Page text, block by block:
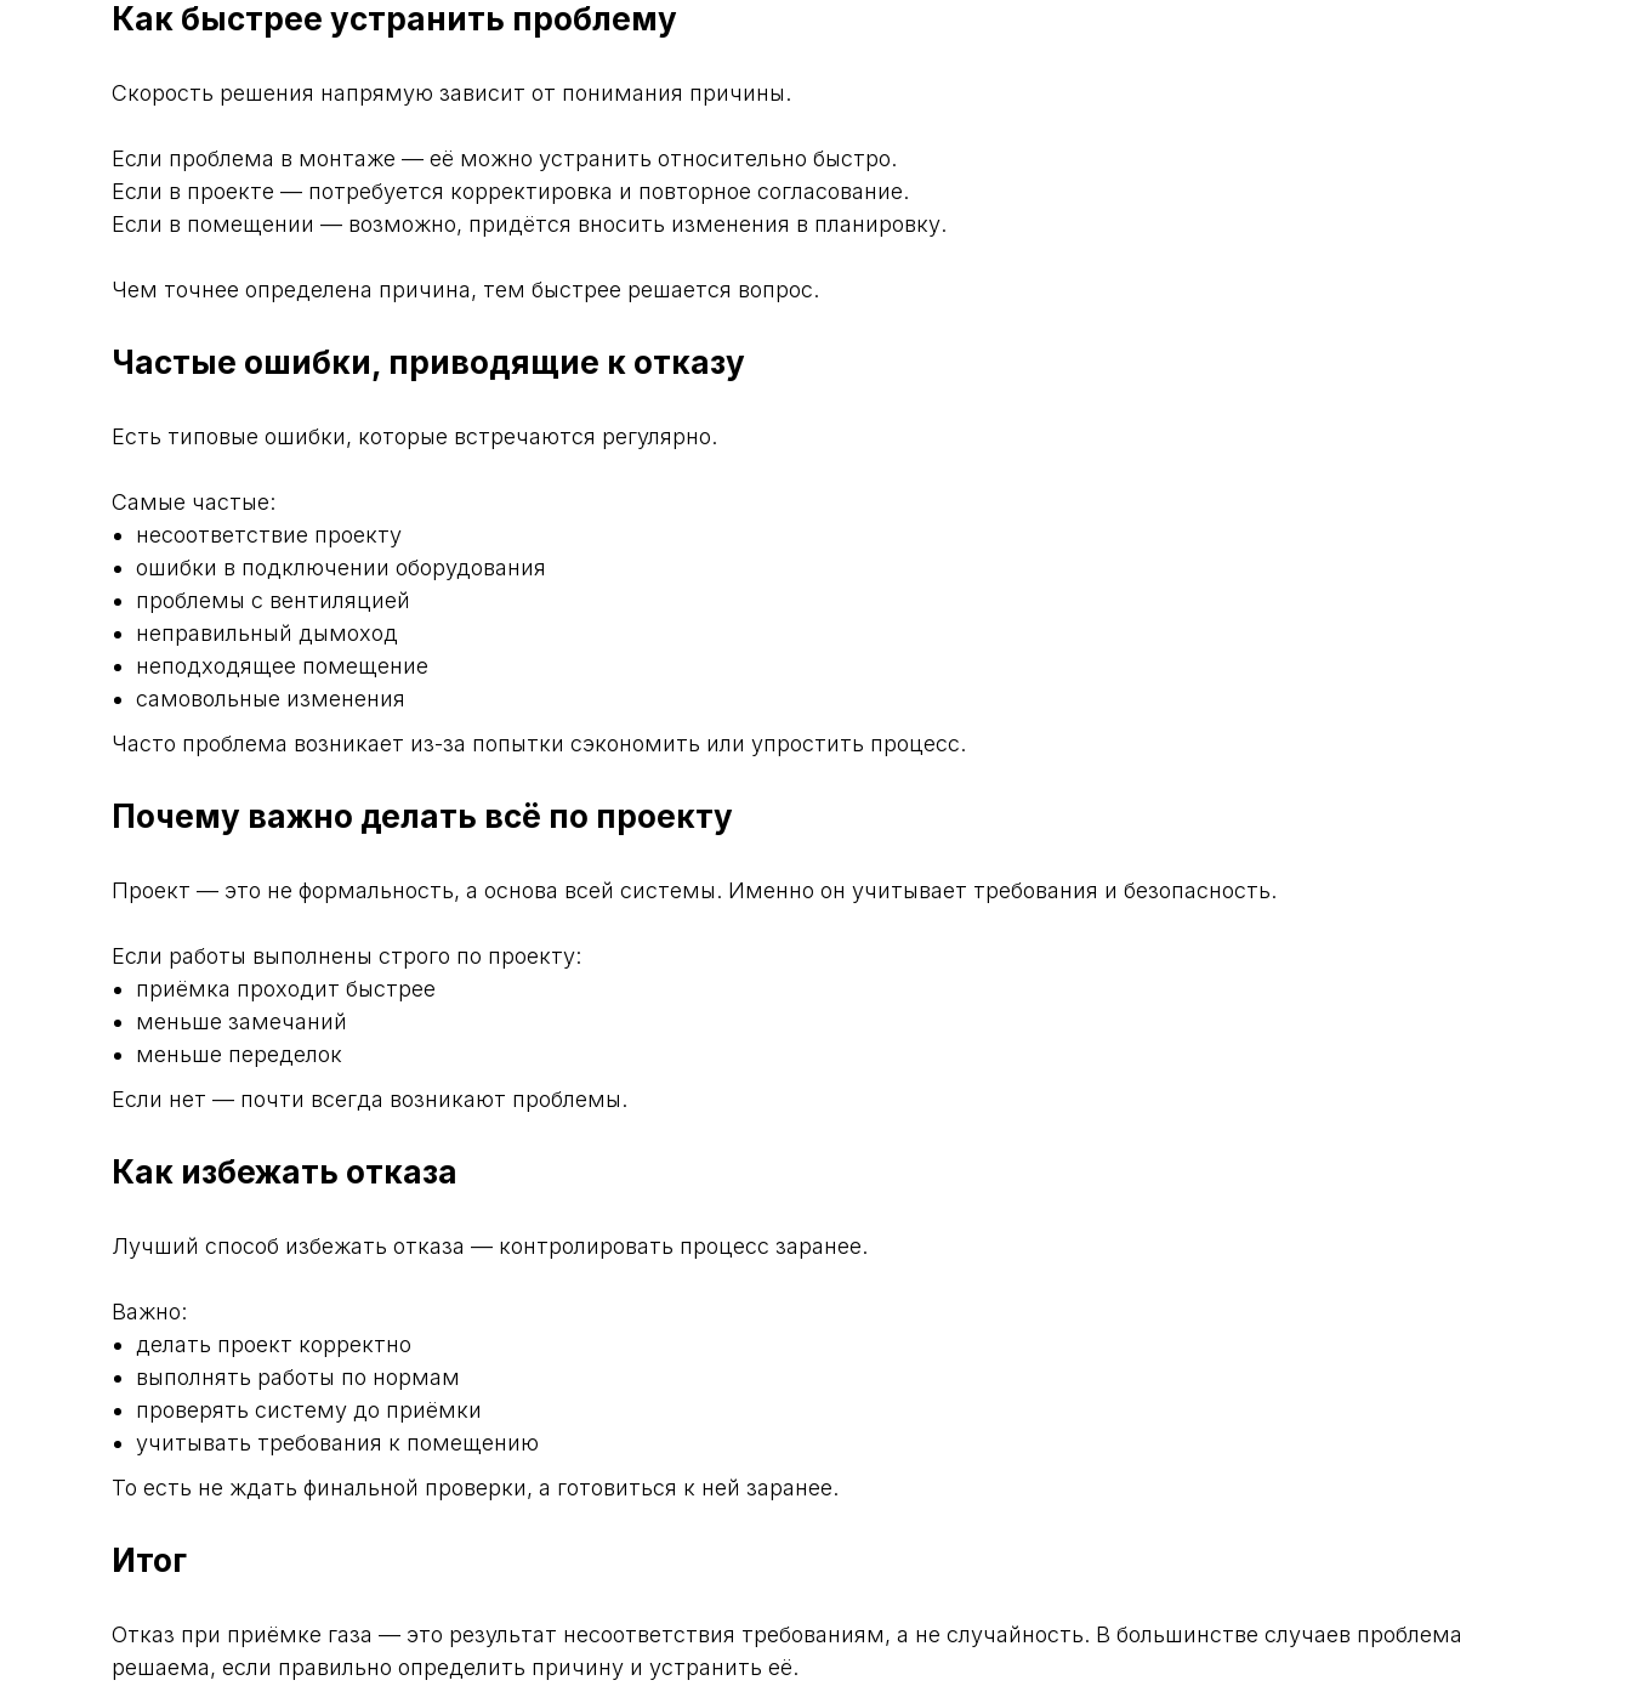
Как быстрее устранить проблему
Скорость решения напрямую зависит от понимания причины.
Если проблема в монтаже — её можно устранить относительно быстро.
Если в проекте — потребуется корректировка и повторное согласование.
Если в помещении — возможно, придётся вносить изменения в планировку.
Чем точнее определена причина, тем быстрее решается вопрос.
Частые ошибки, приводящие к отказу
Есть типовые ошибки, которые встречаются регулярно.
Самые частые:
несоответствие проекту
ошибки в подключении оборудования
проблемы с вентиляцией
неправильный дымоход
неподходящее помещение
самовольные изменения
Часто проблема возникает из-за попытки сэкономить или упростить процесс.
Почему важно делать всё по проекту
Проект — это не формальность, а основа всей системы. Именно он учитывает требования и безопасность.
Если работы выполнены строго по проекту:
приёмка проходит быстрее
меньше замечаний
меньше переделок
Если нет — почти всегда возникают проблемы.
Как избежать отказа
Лучший способ избежать отказа — контролировать процесс заранее.
Важно:
делать проект корректно
выполнять работы по нормам
проверять систему до приёмки
учитывать требования к помещению
То есть не ждать финальной проверки, а готовиться к ней заранее.
Итог
Отказ при приёмке газа — это результат несоответствия требованиям, а не случайность. В большинстве случаев проблема
решаема, если правильно определить причину и устранить её.